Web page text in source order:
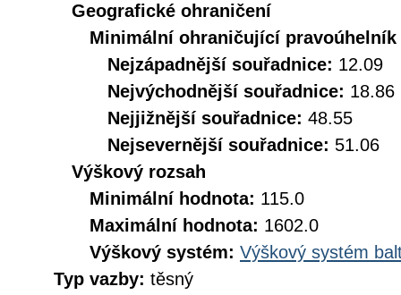
Geografické ohraničení
Minimální ohraničující pravoúhelník
Nejzápadnější souřadnice: 12.09
Nejvýchodnější souřadnice: 18.86
Nejjižnější souřadnice: 48.55
Nejsevernější souřadnice: 51.06
Výškový rozsah
Minimální hodnota: 115.0
Maximální hodnota: 1602.0
Výškový systém: Výškový systém
Typ vazby: těsný